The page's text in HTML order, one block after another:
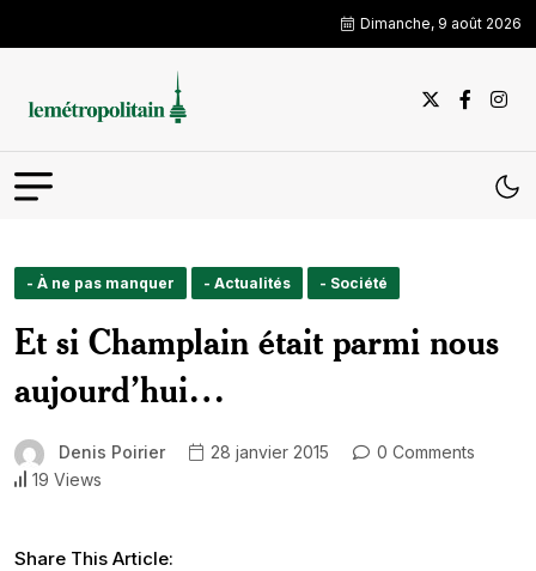
Dimanche, 9 août 2026
- À ne pas manquer - Actualités - Société
Et si Champlain était parmi nous
aujourd’hui…
Denis Poirier 28 janvier 2015
0 Comments
19 Views
Share This Article: